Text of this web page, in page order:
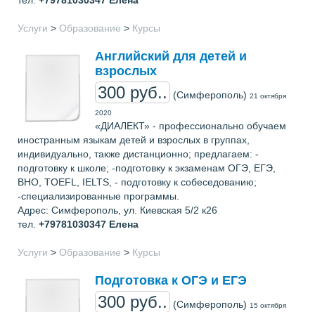
Услуги > Образование > Курсы
Английский для детей и
взрослых
300 руб.. (Симферополь) 21 октября
2020
«ДИАЛЕКТ» - профессионально обучаем
иностранным языкам детей и взрослых в группах,
индивидуально, также дистанционно; предлагаем: -
подготовку к школе; -подготовку к экзаменам ОГЭ, ЕГЭ,
ВНО, TOEFL, IELTS, - подготовку к собеседованию;
-специализированные программы.
Адрес: Симферополь, ул. Киевская 5/2 к26
тел. +79781030347 Елена
Услуги > Образование > Курсы
Подготовка к ОГЭ и ЕГЭ
300 руб.. (Симферополь) 15 октября